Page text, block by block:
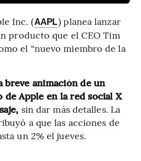
Inc. (AAPL) planea lanzar
producto que el CEO Tim
el “nuevo miembro de la
breve animación de un
Apple en la red social X
sin dar más detalles. La
a que las acciones de
un 2% el jueves.